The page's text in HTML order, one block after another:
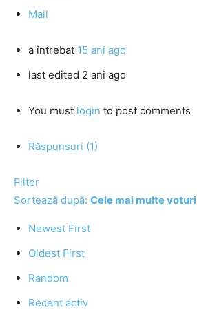
Mail
a întrebat 15 ani ago
last edited 2 ani ago
You must login to post comments
Răspunsuri (1)
Filter
Sortează după: Cele mai multe voturi
Newest First
Oldest First
Random
Recent activ